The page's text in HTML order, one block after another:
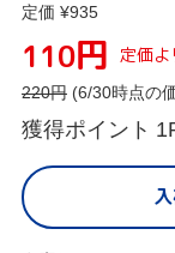
定価 ¥935
110円 定価
220円 (6/30時点の
獲得ポイント